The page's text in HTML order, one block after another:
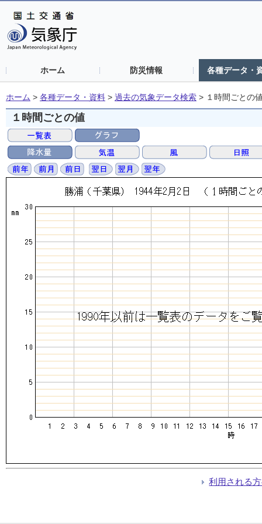
ホーム 防災情報 各種データ・
ホーム > 各種データ・資料 > 過去の気象データ検索 > １時間ごとの
１時間ごとの値
利用される